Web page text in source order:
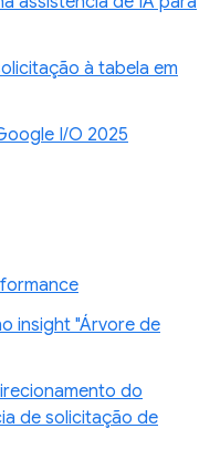
à tabela em
I/O 2025
insight "Árvore de
do
de solicitação de